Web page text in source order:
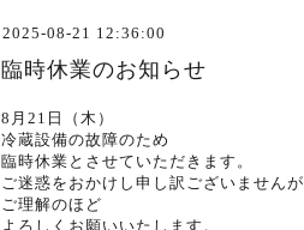
2025-08-21 12:36:00
臨時休業のお知らせ
8月21日（木）
冷蔵設備の故障のため
臨時休業とさせていただきます。
ご迷惑をおかけし申し訳ございませんが
ご理解のほど
よろしくお願いいたします。